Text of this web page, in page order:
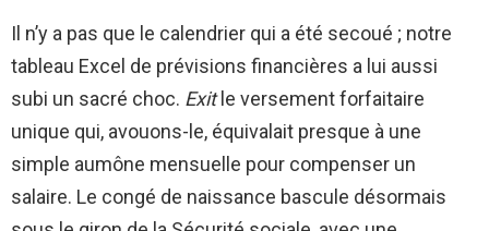
Il n’y a pas que le calendrier qui a été secoué ; notre
tableau Excel de prévisions financières a lui aussi
subi un sacré choc. Exitle versement forfaitaire
unique qui, avouons-le, équivalait presque à une
simple aumône mensuelle pour compenser un
salaire. Le congé de naissance bascule désormais